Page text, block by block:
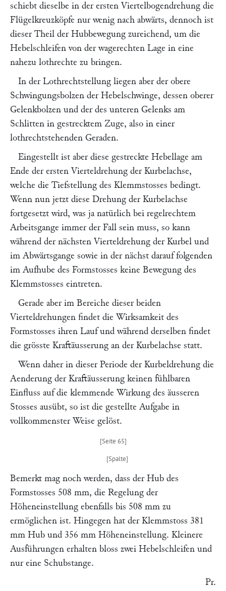
schiebt dieselbe in der ersten Viertelbogendrehung die
Flügelkreuzköpfe nur wenig nach abwärts, dennoch ist
dieser Theil der Hubbewegung zureichend, um die
Hebelschleifen von der wagerechten Lage in eine
nahezu lothrechte zu bringen.
In der Lothrechtstellung liegen aber der obere
Schwingungsbolzen der Hebelschwinge, dessen oberer
Gelenkbolzen und der des unteren Gelenks am
Schlitten in gestrecktem Zuge, also in einer
lothrechtstehenden Geraden.
Eingestellt ist aber diese gestreckte Hebellage am
Ende der ersten Vierteldrehung der Kurbelachse,
welche die Tiefstellung des Klemmstosses bedingt.
Wenn nun jetzt diese Drehung der Kurbelachse
fortgesetzt wird, was ja natürlich bei regelrechtem
Arbeitsgange immer der Fall sein muss, so kann
während der nächsten Vierteldrehung der Kurbel und
im Abwärtsgange sowie in der nächst darauf folgenden
im Aufhube des Formstosses keine Bewegung des
Klemmstosses eintreten.
Gerade aber im Bereiche dieser beiden
Vierteldrehungen findet die Wirksamkeit des
Formstosses ihren Lauf und während derselben findet
die grösste Kraftäusserung an der Kurbelachse statt.
Wenn daher in dieser Periode der Kurbeldrehung die
Aenderung der Kraftäusserung keinen fühlbaren
Einfluss auf die klemmende Wirkung des äusseren
Stosses ausübt, so ist die gestellte Aufgabe in
vollkommenster Weise gelöst.
Bemerkt mag noch werden, dass der Hub des
Formstosses 508 mm, die Regelung der
Höheneinstellung ebenfalls bis 508 mm zu
ermöglichen ist. Hingegen hat der Klemmstoss 381
mm Hub und 356 mm Höheneinstellung. Kleinere
Ausführungen erhalten bloss zwei Hebelschleifen und
nur eine Schubstange.
Pr.